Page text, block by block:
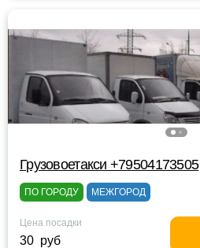
Грузовоетакси +79504173505
ПО ГОРОДУ МЕЖГОРОД
Цена посадки
30 руб